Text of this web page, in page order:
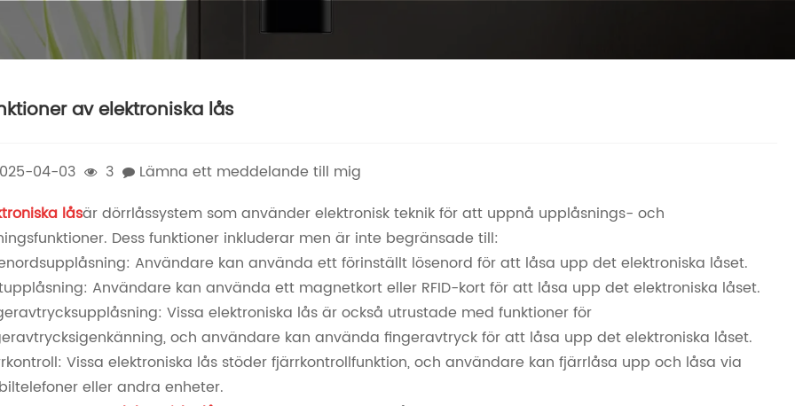
av elektroniska lås
04-03 3
Lämna ett meddelande till mig
låsär dörrlåssystem som använder elektronisk teknik för att uppnå upplåsnings- och
Dess funktioner inkluderar men är inte begränsade till:
Användare kan använda ett förinställt lösenord för att låsa upp det elektroniska låset.
Användare kan använda ett magnetkort eller RFID-kort för att låsa upp det elektroniska låset.
Vissa elektroniska lås är också utrustade med funktioner för
och användare kan använda fingeravtryck för att låsa upp det elektroniska låset.
Vissa elektroniska lås stöder fjärrkontrollfunktion, och användare kan fjärrlåsa upp och låsa via
eller andra enheter.